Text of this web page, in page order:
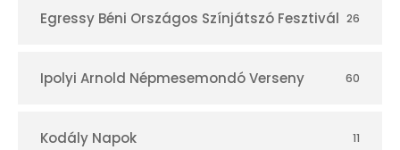
Egressy Béni Országos Színjátszó Fesztivál 26
Ipolyi Arnold Népmesemondó Verseny 60
Kodály Napok 11